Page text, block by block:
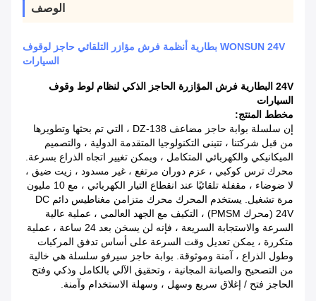
الوصف
WONSUN 24V بطارية أنظمة فرش مؤازر التلقائي حاجز لوقوف
السيارات
24V البطارية فرش المؤازرة الحاجز الذكي لنظام لوط وقوف
السيارات
مخطط المنتج:
إن سلسلة بوابة حاجز مضاعف DZ-138 ، التي تم بحثها وتطويرها
من قبل شركتنا ، تتبنى التكنولوجيا المتقدمة الدولية ، والتصميم
الميكانيكي والكهربائي المتكامل ، ويمكن تغيير اتجاه الذراع بسرعة.
محرك ترس كوكبي ، عزم دوران مرتفع ، غير مسدود ، زيت ضيق ،
لا ضوضاء ، مقفلة تلقائيًا عند انقطاع التيار الكهربائي ، مع 10 مليون
مرة تشغيل. يستخدم المحرك محرك متزامن مغناطيس دائم DC
24V (محرك PMSM) ، التكيف مع الجهد العالمي ، عملية عالية
السرعة والاستجابة السريعة ، فإنه لن يسخن بعد 24 ساعة ، عملية
متكررة ، يمكن تعديل وقت السرعة على أساس تدفق المركبات
وطول الذراع ، آمنة وموثوقة. بوابة حاجز سيرفو سلسلة هي خالية
من التصحيح والصيانة المجانية ، وتحقيق الآلي بالكامل وذكي وفتح
الحاجز فتح / إغلاق سريع وسهل ، وسهلة الاستخدام وآمنة.